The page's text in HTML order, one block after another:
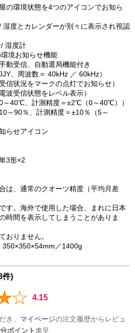
の環境状態を4つのアイコンでお知ら
湿度とカレンダーが別々に表示され視認
/ 湿度計
境お知らせ機能
動受信、自動選局機能付き
、周波数＝ 40kHz ／ 60kHz）
信状況をマークの点灯でお知らせ）
波受信状態をレベル表示）
～40℃、計測精度＝±2℃（0～40℃））
～90％、計測精度＝±10％（5～
らせアイコン
3形×2
は、通常のクオーツ精度（平均月差
す。海外で使用した場合、まれに日本
時間を表示してしまうことがありま
おりません。
350×350×54mm／1400g
件)
4.15
き、 マイページの注文履歴からレビュ
ポイント進呈